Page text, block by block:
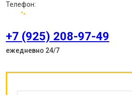
Телефон:
+7 (925) 208-97-49
ежедневно 24/7